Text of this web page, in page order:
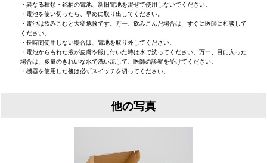
・異なる種類・銘柄の電池、新旧電池を混ぜて使用しないでください。
・電池を使い切ったら、早めに取り出してください。
・電池は飲みこむと大変危険です。万一、飲みこんだ場合は、すぐに医師に相談して
ください。
・長時間使用しない場合は、電池を取り外してください。
・電池からもれた液が皮膚や服に付いた時は水で洗ってください。万一、目に入った
場合は、多量のきれいな水で洗い流して、医師の診察を受けてください。
・機器を使用した後は必ずスイッチを切ってください。
他の写真